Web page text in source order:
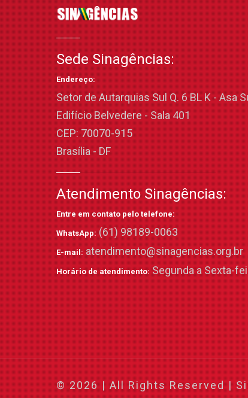
Sede Sinagências:
Endereço:
Setor de Autarquias Sul Q. 6 BL K - Asa
Edifício Belvedere - Sala 401
CEP: 70070-915
Brasília - DF
Atendimento Sinagências:
Entre em contato pelo telefone:
WhatsApp:(61) 98189-0063
E-mail:atendimento@sinagencias.org.br
Horário de atendimento:Segunda a Sexta-
© 2026 | All Rights Reserved |